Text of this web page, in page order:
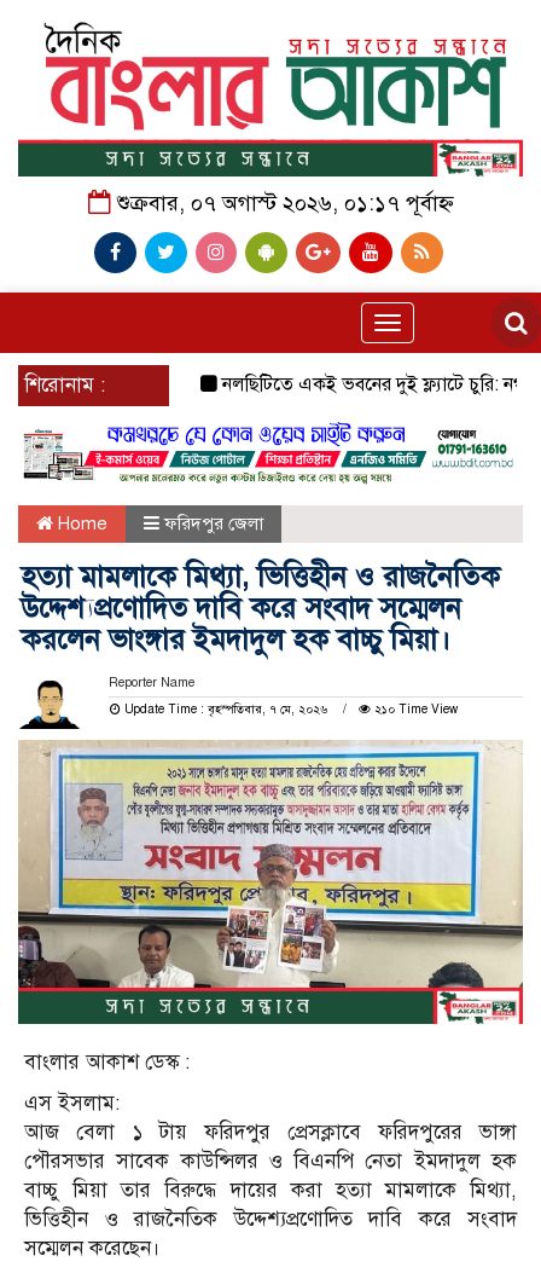
শুক্রবার, ০৭ অগাস্ট ২০২৬, ০১:১৭ পূর্বাহ্ন
Toggle
navigation
শিরোনাম : নলছিটিতে একই ভবনের দুই ফ্ল্যাটে চুরি: নগদ টাকা
Home ফরিদপুর জেলা
হত্যা মামলাকে মিথ্যা, ভিত্তিহীন ও রাজনৈতিক
উদ্দেশ্যপ্রণোদিত দাবি করে সংবাদ সম্মেলন
করলেন ভাংঙ্গার ইমদাদুল হক বাচ্চু মিয়া।
Reporter Name
Update Time : বৃহস্পতিবার, ৭ মে, ২০২৬
২১০ Time View
বাংলার আকাশ ডেস্ক :
এস ইসলাম:
আজ বেলা ১ টায় ফরিদপুর প্রেসক্লাবে ফরিদপুরের ভাঙ্গা
পৌরসভার সাবেক কাউন্সিলর ও বিএনপি নেতা ইমদাদুল হক
বাচ্চু মিয়া তার বিরুদ্ধে দায়ের করা হত্যা মামলাকে মিথ্যা,
ভিত্তিহীন ও রাজনৈতিক উদ্দেশ্যপ্রণোদিত দাবি করে সংবাদ
সম্মেলন করেছেন।